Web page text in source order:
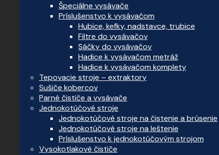
Špeciálne vysávače
Príslušenstvo k vysávačom
Hubice, kefky, nadstavce, trubice
Filtre do vysávačov
Sáčky do vysávačov
Hadice k vysávačom metráž
Hadice k vysávačom komplety
Tepovacie stroje – extraktory
Sušiče kobercov
Parné čističe a vysávače
Jednokotúčové stroje
Jednokotúčové stroje na čistenie a brúsenie
Jednokotúčové stroje na leštenie
Príslušenstvo k jednokotúčovým strojom
Vysokotlakové čističe